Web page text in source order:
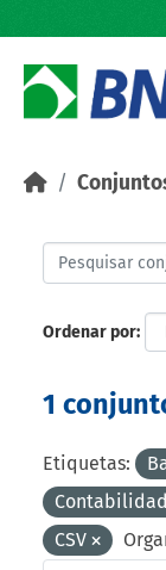
Ordenar por
1
Etiquetas:
CSV